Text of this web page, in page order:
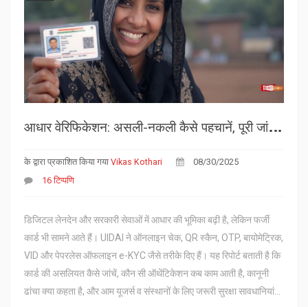
आ
धार वेरिफिकेशन: असली-नकली कैसे पहचानें, पूरी जांच प्रक्रिया और सुरक्षा नियम
के द्वारा प्रकाशित किया गया Vikas Kothari
08/30/2025
16 टिप्पणि
डिजिटल लेनदेन और सरकारी सेवाओं में आधार की भूमिका बढ़ी है, लेकिन फर्जी
कार्ड भी सामने आते हैं। UIDAI ने ऑनलाइन चेक, QR स्कैन, OTP, बायोमेट्रिक,
VID और पेपरलेस ऑफलाइन e-KYC जैसे तरीके दिए हैं। यह रिपोर्ट बताती है कि
कार्ड की असलियत कैसे जांचें, कौन सी ऑथेंटिकेशन कब काम आती है, कानूनी
ढांचा क्या कहता है, और आम यूजर्स व संस्थानों के लिए जरूरी सुरक्षा सावधानियां